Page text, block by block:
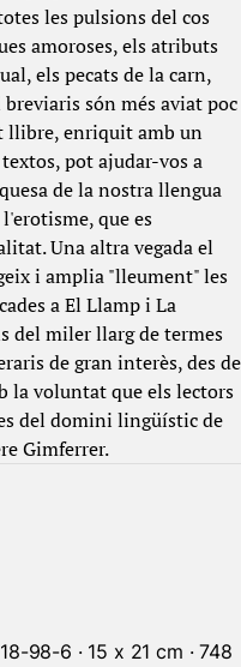
les pulsions del cos
amoroses, els atributs
els pecats de la carn,
són més aviat poc
llibre, enriquit amb un
pot ajudar-vos a
de la nostra llengua
que es
Una altra vegada el
i amplia "lleument" les
a El Llamp i La
del miler llarg de termes
de gran interès, des de
la voluntat que els lectors
del domini lingüístic de
Gimferrer.
98-6 · 15 x 21 cm · 748